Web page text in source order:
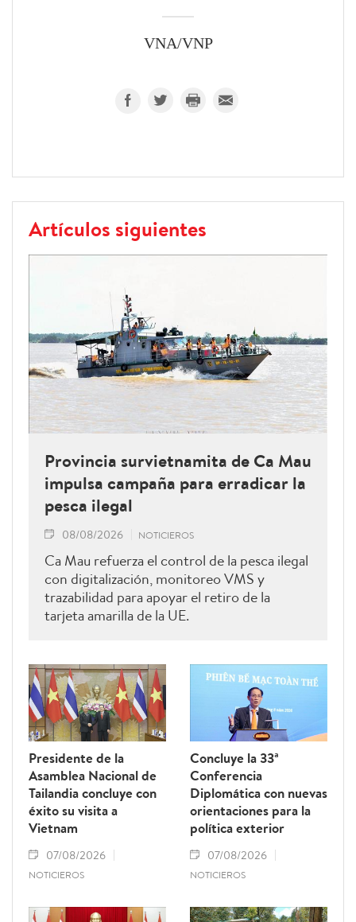
VNA/VNP
Artículos siguientes
Provincia survietnamita de Ca Mau
impulsa campaña para erradicar la
pesca ilegal
08/08/2026 NOTICIEROS
Ca Mau refuerza el control de la pesca ilegal
con digitalización, monitoreo VMS y
trazabilidad para apoyar el retiro de la
tarjeta amarilla de la UE.
Presidente de la
Asamblea Nacional de
Tailandia concluye con
éxito su visita a
Vietnam
07/08/2026
NOTICIEROS
Concluye la 33ª
Conferencia
Diplomática con nuevas
orientaciones para la
política exterior
07/08/2026
NOTICIEROS